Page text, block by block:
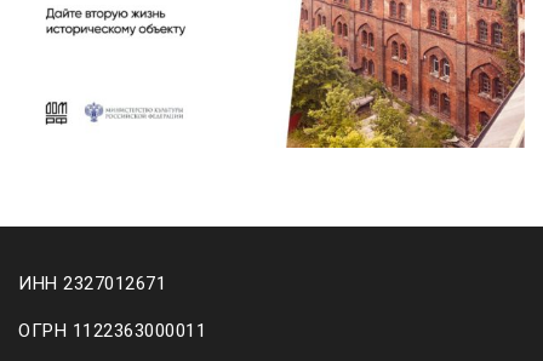
ИНН 2327012671
ОГРН 1122363000011